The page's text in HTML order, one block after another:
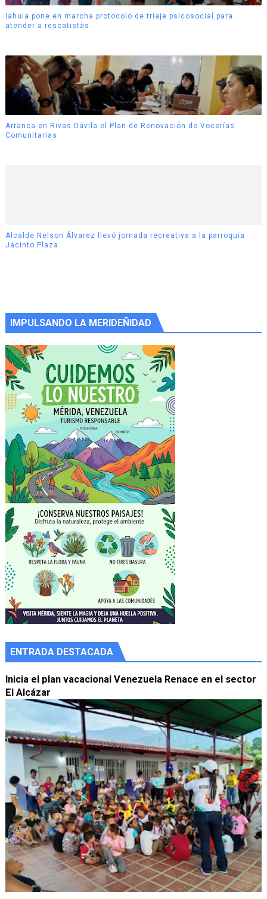
Iahula pone en marcha protocolo de triaje psicosocial para
atender a rescatistas
Arranca en Rivas Dávila el Plan de Renovación de Vocerías
Comunitarias
Alcalde Nelson Álvarez llevó jornada recreativa a la parroquia
Jacinto Plaza
IMPULSANDO LA MERIDEÑIDAD
ENTRADA DESTACADA
Inicia el plan vacacional Venezuela Renace en el sector
El Alcázar